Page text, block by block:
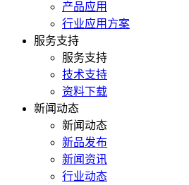
产品应用
行业应用方案
服务支持
服务支持
技术支持
资料下载
新闻动态
新闻动态
新品发布
新闻资讯
行业动态